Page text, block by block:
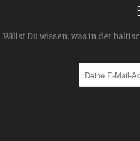
Willst Du wissen, was in der